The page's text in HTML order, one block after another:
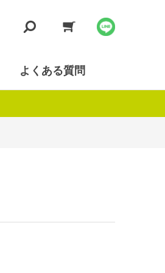
よくある質問